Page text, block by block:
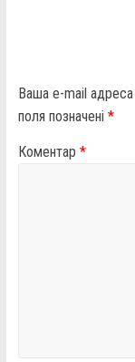
Ваша e-mail
поля позначені *
Коментар *